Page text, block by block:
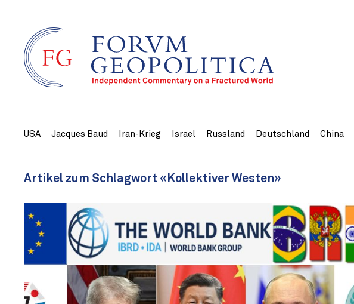
USA Jacques Baud Iran-Krieg Israel Russland Deutschland China
Artikel zum Schlagwort «Kollektiver Westen»